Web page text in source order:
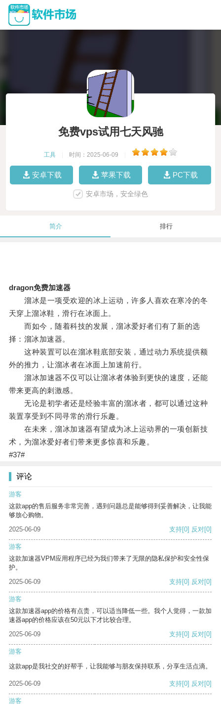
免费vps试用七天风驰
工具 时间：2025-06-09
安卓下载 苹果下载 PC下载
安卓市场，安全绿色
简介 排行
dragon免费加速器
溜冰是一项受欢迎的冰上运动，许多人喜欢在寒冷的冬
天穿上溜冰鞋，滑行在冰面上。
而如今，随着科技的发展，溜冰爱好者们有了新的选
择：溜冰加速器。
这种装置可以在溜冰鞋底部安装，通过动力系统提供额
外的推力，让溜冰者在冰面上加速前行。
溜冰加速器不仅可以让溜冰者体验到更快的速度，还能
带来更高的刺激感。
无论是初学者还是经验丰富的溜冰者，都可以通过这种
装置享受到不同寻常的滑行乐趣。
在未来，溜冰加速器有望成为冰上运动界的一项创新技
术，为溜冰爱好者们带来更多惊喜和乐趣。
#37#
评论
游客
这款app的售后服务非常完善，遇到问题总是能够得到妥善解决，让我能
够放心购物。
2025-06-09
支持[0] 反对[0]
游客
这款加速器VPM应用程序已经为我们带来了无限的隐私保护和安全性保
护。
2025-06-09
支持[0] 反对[0]
游客
这款加速器app的价格有点贵，可以适当降低一些。我个人觉得，一款加
速器app的价格应该在50元以下才比较合理。
2025-06-09
支持[0] 反对[0]
游客
这款app是我社交的好帮手，让我能够与朋友保持联系，分享生活点滴。
2025-06-09 支持[0] 反对[0]
游客